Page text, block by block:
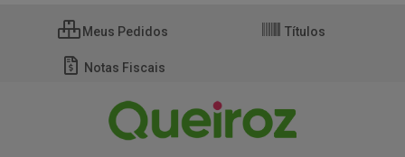
Meus Pedidos Títulos
Notas Fiscais